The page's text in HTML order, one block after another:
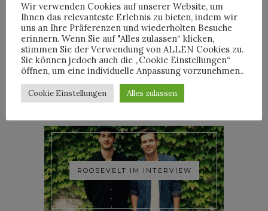
YOANN LEMOINE AKA
WOODKID IM INTERVIEW
ROOSEVELT IM INTERVIEW
Wir verwenden Cookies auf unserer Website, um
Ihnen das relevanteste Erlebnis zu bieten, indem wir
uns an Ihre Präferenzen und wiederholten Besuche
erinnern. Wenn Sie auf "Alles zulassen“ klicken,
stimmen Sie der Verwendung von ALLEN Cookies zu.
Sie können jedoch auch die „Cookie Einstellungen“
öffnen, um eine individuelle Anpassung vorzunehmen..
Cookie Einstellungen Alles zulassen